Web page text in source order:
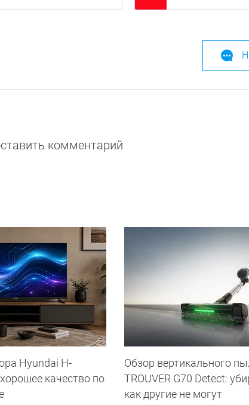
комментарий
Hyundai H-
качество по
Обзор вертикального
TROUVER G70 Detect:
как другие не могут